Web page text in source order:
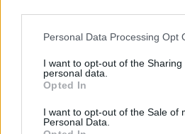
Please note that this website/app
not limited to your visit or usage
grant or deny consent to Google
use your data for below specified
consent section.
Personal Data Processing Opt
I want to opt-out of the Sharing
personal data.
Opted In
I want to opt-out of the Sale of
Personal Data.
fiatalok elé és az idősebbek
televízióba. Nincs ott. És attól,
pályáztatnak, attól nem is lesz
gazdasági tervek vannak a